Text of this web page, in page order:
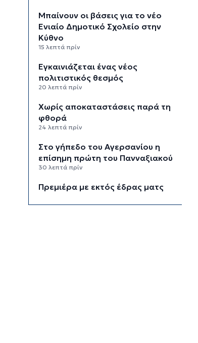
Μπαίνουν οι βάσεις για το νέο
Ενιαίο Δημοτικό Σχολείο στην
Κύθνο
15 λεπτά πρίν
Εγκαινιάζεται ένας νέος
πολιτιστικός θεσμός
20 λεπτά πρίν
Χωρίς αποκαταστάσεις παρά τη
φθορά
24 λεπτά πρίν
Στο γήπεδο του Αγερσανίου η
επίσημη πρώτη του Πανναξιακού
30 λεπτά πρίν
Πρεμιέρα με εκτός έδρας ματς
30 λεπτά πρίν